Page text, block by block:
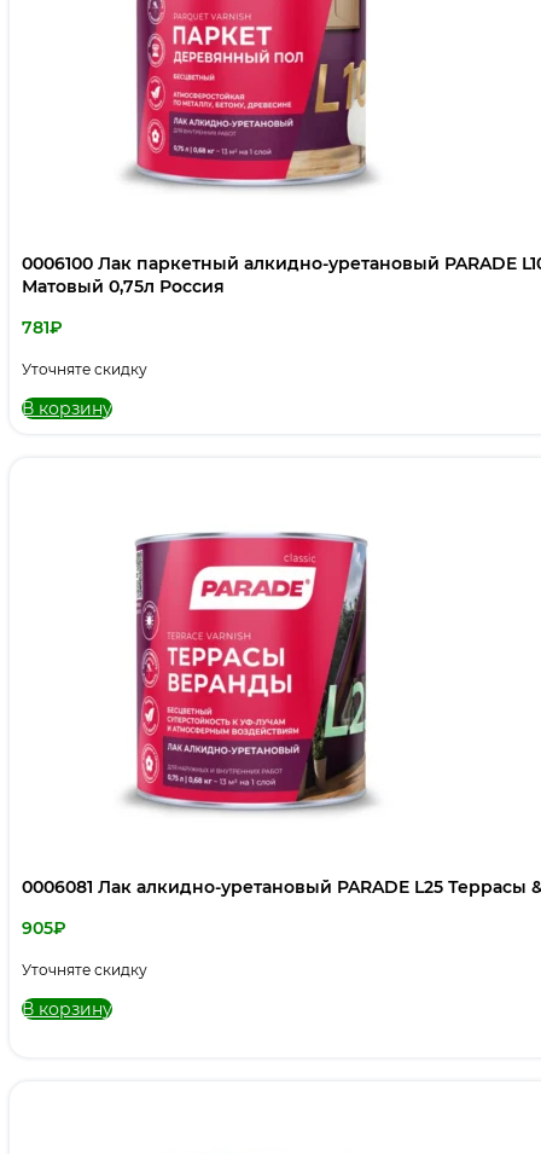
0006100 Лак паркетный алкидно-уретановый PARADE
Матовый 0,75л Россия
781₽
Уточняте скидку
В корзину
0006081 Лак алкидно-уретановый PARADE L25
905₽
Уточняте скидку
В корзину